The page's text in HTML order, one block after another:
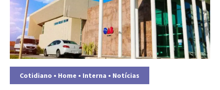
Cotidiano • Home • Interna • Notícias